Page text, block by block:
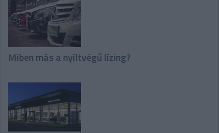
Miben más a nyíltvégű lízing?